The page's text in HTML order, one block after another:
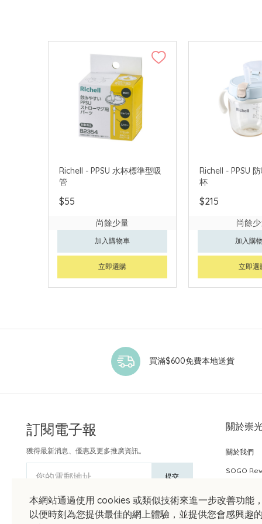
Richell - PPSU 水杯標準型吸
管
$55
尚餘少量
加入購物車
立即選購
Richell - PPSU
杯
$215
尚餘
加入購
立即選
本網站通過使用 cookies 或類似技術來進一步改善功能
以便時刻為您提供最佳的網上體驗，並提供您會感興趣
買滿$600免費本地送貨
訂閱電子報
獲得最新消息、優惠及更多推廣資訊。
您的電郵地址 提交
關於崇
關於我們
SOGO